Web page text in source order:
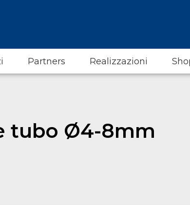
Partners Realizzazioni
tubo Ø4-8mm